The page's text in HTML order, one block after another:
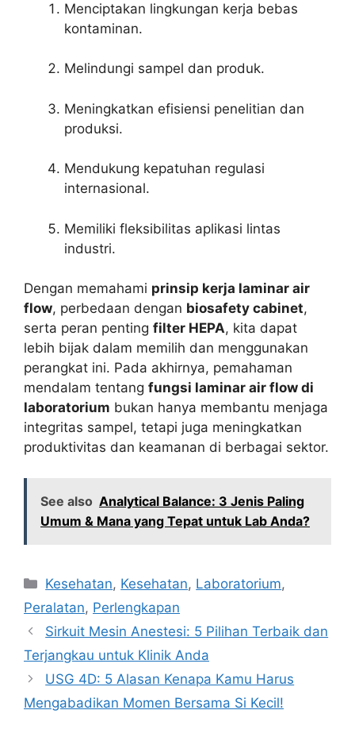
Menciptakan lingkungan kerja bebas
kontaminan.
Melindungi sampel dan produk.
Meningkatkan efisiensi penelitian dan
produksi.
Mendukung kepatuhan regulasi
internasional.
Memiliki fleksibilitas aplikasi lintas
industri.
Dengan memahami prinsip kerja laminar air
flow, perbedaan dengan biosafety cabinet,
serta peran penting filter HEPA, kita dapat
lebih bijak dalam memilih dan menggunakan
perangkat ini. Pada akhirnya, pemahaman
mendalam tentang fungsi laminar air flow di
laboratorium bukan hanya membantu menjaga
integritas sampel, tetapi juga meningkatkan
produktivitas dan keamanan di berbagai sektor.
See also Analytical Balance: 3 Jenis Paling
Umum & Mana yang Tepat untuk Lab Anda?
Categories
Kesehatan, Kesehatan, Laboratorium,
Peralatan, Perlengkapan
Sirkuit Mesin Anestesi: 5 Pilihan Terbaik dan
Terjangkau untuk Klinik Anda
USG 4D: 5 Alasan Kenapa Kamu Harus
Mengabadikan Momen Bersama Si Kecil!